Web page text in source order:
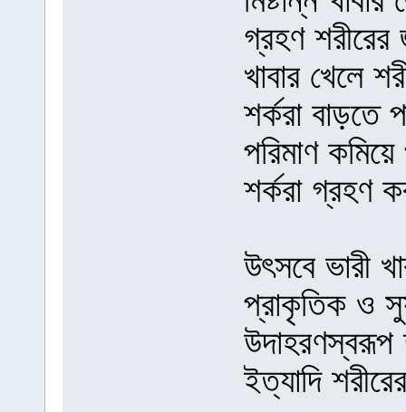
গ্রহণ
খাবার খেলে
শর্করা বাড়তে
পরিমাণ
শর্করা গ্রহণ
উৎসবে ভারী
প্রাকৃতিক ও
উদাহরণস্বরূপ
ইত্যাদি